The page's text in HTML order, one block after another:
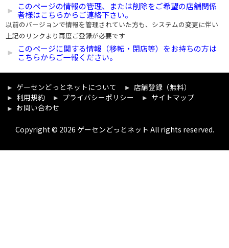
このページの情報の管理、または削除をご希望の店舗関係
者様はこちらからご連絡下さい。
以前のバージョンで情報を管理されていた方も、システムの変更に伴い
上記のリンクより再度ご登録が必要です
このページに関する情報（移転・閉店等）をお持ちの方は
こちらからご一報ください。
ゲーセンどっとネットについて
店舗登録（無料）
利用規約
プライバシーポリシー
サイトマップ
お問い合わせ
Copyright © 2026 ゲーセンどっとネット All rights reserved.